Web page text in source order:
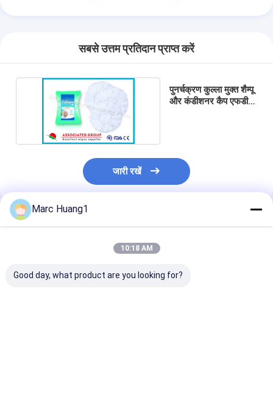
सबसे उत्तम प्रतिदान प्राप्त करें
पुनर्चक्रण कुल्ला मुक्त शैम्पू
और कंडीशनर कैप एफडीए
जारी रखें
अनुशंसित उत्पाद
Marc Huang1
10:18 AM
Good day, what product are you looking for?